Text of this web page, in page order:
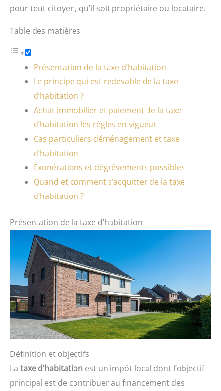
pour tout citoyen, qu’il soit propriétaire ou locataire.
Table des matières
Présentation de la taxe d’habitation
Le principe qui est redevable de la taxe
d’habitation ?
Achat immobilier et paiement de la taxe
d’habitation les règles en vigueur
Cas particuliers déménagement et taxe
d’habitation
Exonérations et dégrèvements possibles
Quand et comment s’acquitter de la taxe
d’habitation ?
Présentation de la taxe d’habitation
Définition et objectifs
La taxe d’habitation est un impôt local dont l’objectif
principal est de contribuer au financement des